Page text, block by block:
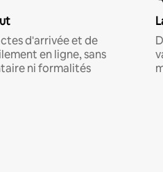
d'arrivée et de
en ligne, sans
ni formalités